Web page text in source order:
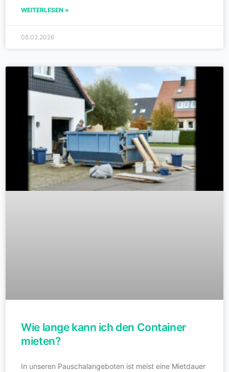
WEITERLESEN »
08.02.2026
Wie lange kann ich den Container
mieten?
In unseren Pauschalangeboten ist meist eine Mietdauer